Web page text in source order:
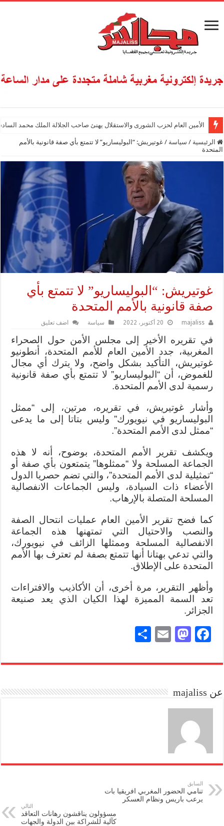
الأمين العام لحزب الشورى والاستقلال يهنئ صاحب الجلالة الملك محمد
الرئيسية / سياسة / غوتيريش: “البوليساريو” لا تتمتع بأي صفة قانونية بالأمم
المتحدة
غوتيريش: “البوليساريو” لا تتمتع بأي
صفة قانونية بالأمم المتحدة
majaliss 20 أكتوبر، 2022 سياسة اضف تعليق
في تقريره الأخير إلى مجلس الأمن حول الصحراء
المغربية، جدد الأمين العام للأمم المتحدة، أنطونيو
غوتيريش، التأكيد بشكل واضح، ولا يترك أي مجال
للغموض، أن “البوليساريو” لا تتمتع بأي صفة قانونية
رسمية لدى الأمم المتحدة.
وأشار غوتيريش، في تقريره، مرتين، إلى “ممثل
البوليساريو في نيويورك” وليس بتاتا إلى ما يدعى
“ممثل لدى الأمم المتحدة”.
ويكشف تقرير الأمم المتحدة، بوضوح، أنه لا هذه
الجماعة المسلحة ولا “ممثلوها” يتمتعون بأي صفة أو
“تمثيلية لدى الأمم المتحدة”، والتي تضم حصريا الدول
الأعضاء ذات السيادة، وليس الجماعات الانفصالية
المسلحة المتصلة بالإرهاب.
كما فضح تقرير الأمين العام عمليات انتحال الصفة
والنصب والاحتيال التي تمتهنها هذه الجماعة
الانفصالية المسلحة وممثلها الزائف في نيويورك،
والتي تدعي بهتانا أنها تتمتع بصفة لم تعترف بها الأمم
المتحدة على الإطلاق.
وأظهر التقرير، مرة أخرى، أن الأكاذيب والافتراءات
تعد السمة المميزة لهذا الكيان الذي يعد صنيعة
الجزائر.
Fa
bo
M
to
n
E
ail
re
عن majaliss
السابق
تنامي الحضور المغربي افريقيا بات
يرعب باريس ونظام العسكر
التالي
مسؤولون يناقشون رهانات التعاقد
كآلية للشراكة بين الدولة والجهات